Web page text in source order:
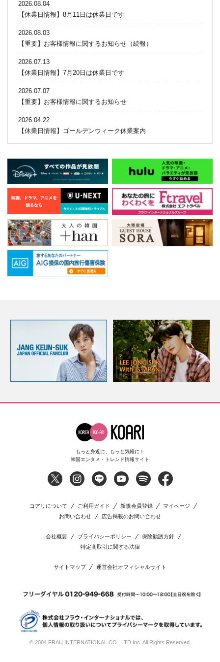
2026.08.04
【休業日情報】8月11日は休業日です
2026.08.03
【重要】お客様情報に関するお知らせ（続報）
2026.07.13
【休業日情報】7月20日は休業日です
2026.07.07
【重要】お客様情報に関するお知らせ
2026.04.22
【休業日情報】ゴールデンウィーク休業案内
もっと身近に、もっと気軽に！
韓国エンタメ・トレンド情報サイト
コアリについて ご利用ガイド 新規会員登録
マイページ
お問い合わせ
広告掲載のお問い合わせ
会社概要 プライバシーポリシー
保険勧誘方針
特定商取引に関する法律
サイトマップ 運営会社オフィシャルサイト
© 2004 FRAU INTERNATIONAL CO., LTD Inc. All Rights Reserved.